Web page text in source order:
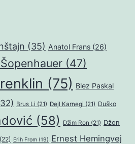
(35) Anatol Frans (26)
(47)
(75) Blez Paskal
Brus Li (21) Dejl Karnegi (21) Duško
(58) Džim Ron (21) Džon
(22) Erih From (19) Ernest Hemingvej